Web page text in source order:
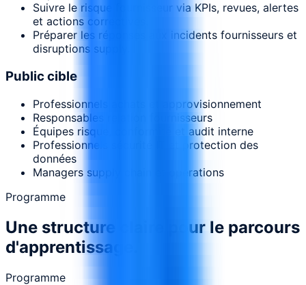
Suivre le risque fournisseur via KPIs, revues, alertes
et actions correctives.
Préparer les réponses aux incidents fournisseurs et
disruptions supply.
Public cible
Professionnels achats et approvisionnement
Responsables relation fournisseurs
Équipes risque, conformité et audit interne
Professionnels sécurité IT et protection des
données
Managers supply chain et opérations
Programme
Une structure claire pour le parcours
d'apprentissage.
Programme